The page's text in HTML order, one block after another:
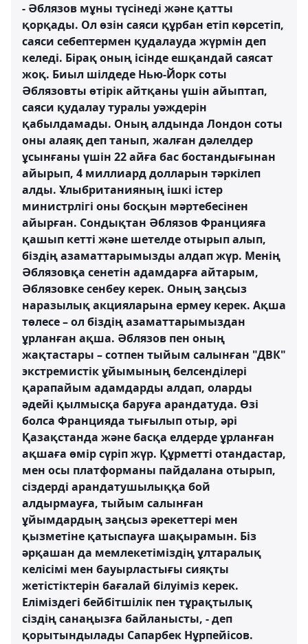
- Әблязов мұны түсінеді және қатты
қорқады. Ол өзін саяси құрбан етіп көрсетіп,
саяси себептермен қудалауда жүрмін деп
келеді. Бірақ оның ісінде ешқандай саясат
жоқ. Биыл шілдеде Нью-Йорк соты
Әблязовты өтірік айтқаны үшін айыптап,
саяси қудалау туралы уәждерін
қабылдамады. Оның алдында Лондон соты
оны алаяқ деп танып, жалған дәлелдер
ұсынғаны үшін 22 айға бас бостандығынан
айырып, 4 миллиард долларын тәркілеп
алды. Ұлыбританияның ішкі істер
министрлігі оны босқын мәртебесінен
айырған. Сондықтан Әблязов Францияға
қашып кетті және шетелде отырып алып,
біздің азаматтарымызды алдап жүр. Менің
Әблязовқа сенетін адамдарға айтарым,
Әблязовке сенбеу керек. Оның заңсыз
наразылық акцияларына ермеу керек. Ақша
төлесе – ол біздің азаматтарымыздан
ұрланған ақша. Әблязов пен оның
жақтастары – сотпен тыйым салынған "ДВК"
экстремистік ұйымының белсенділері
қарапайым адамдарды алдап, оларды
әдейі қылмысқа баруға арандатуда. Өзі
болса Францияда тығылып отыр, әрі
Қазақстанда және басқа елдерде ұрланған
ақшаға өмір сүріп жүр. Құрметті отандастар,
мен осы платформаны пайдалана отырып,
сіздерді арандатушылыққа бой
алдырмауға, тыйым салынған
ұйымдардың заңсыз әрекеттері мен
қызметіне қатыспауға шақырамын. Біз
әрқашан да мемлекетіміздің ұлтаралық
келісімі мен бауырластығы сияқты
жетістіктерін бағалай білуіміз керек.
Еліміздегі бейбітшілік пен тұрақтылық
сіздің санаңызға байланысты, - деп
қорытындылады Сапарбек Нұрпейісов.